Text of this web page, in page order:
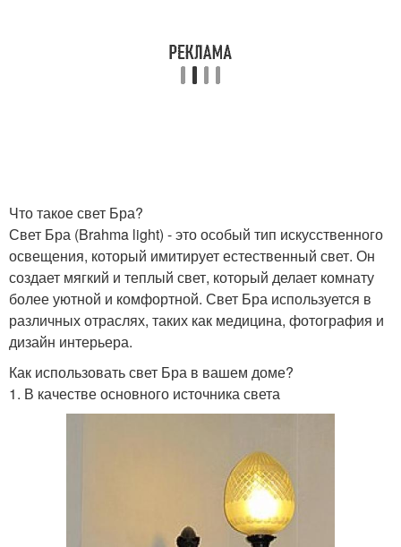
Что такое свет Бра?
Свет Бра (Brahma light) - это особый тип искусственного
освещения, который имитирует естественный свет. Он
создает мягкий и теплый свет, который делает комнату
более уютной и комфортной. Свет Бра используется в
различных отраслях, таких как медицина, фотография и
дизайн интерьера.
Как использовать свет Бра в вашем доме?
1. В качестве основного источника света